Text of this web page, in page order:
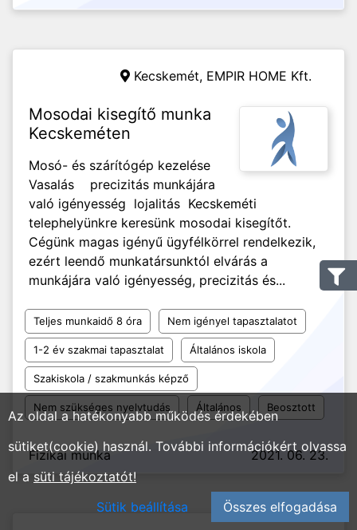
Kecskemét, EMPIR HOME Kft.
Mosodai kisegítő munka
Kecskeméten
Mosó- és szárítógép kezelése
Vasalás precizitás munkájára
való igényesség lojalitás Kecskeméti
telephelyünkre keresünk mosodai kisegítőt.
Cégünk magas igényű ügyfélkörrel rendelkezik,
ezért leendő munkatársunktól elvárás a
munkájára való igényesség, precizitás és...
Teljes munkaidő 8 óra Nem igényel tapasztalatot
1-2 év szakmai tapasztalat Általános iskola
Szakiskola / szakmunkás képző
Nem szükséges nyelvtudás Általános Beosztott
Fizikai munka 2021. 06. 23.
Az oldal a hatékonyabb működés érdekében
sütiket(cookie) használ. További információkért olvassa
el a süti tájékoztatót!
Sütik beállítása
Összes elfogadása